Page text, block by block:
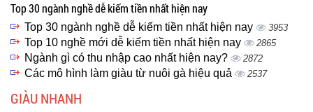
Top 30 ngành nghề dễ kiếm tiền nhất hiện nay
Top 30 ngành nghề dễ kiếm tiền nhất hiện nay 3953
Top 10 nghề mới dễ kiếm tiền nhất hiện nay 2865
Ngành gì có thu nhập cao nhất hiện nay? 2872
Các mô hình làm giàu từ nuôi gà hiệu quả 2537
GIÀU NHANH